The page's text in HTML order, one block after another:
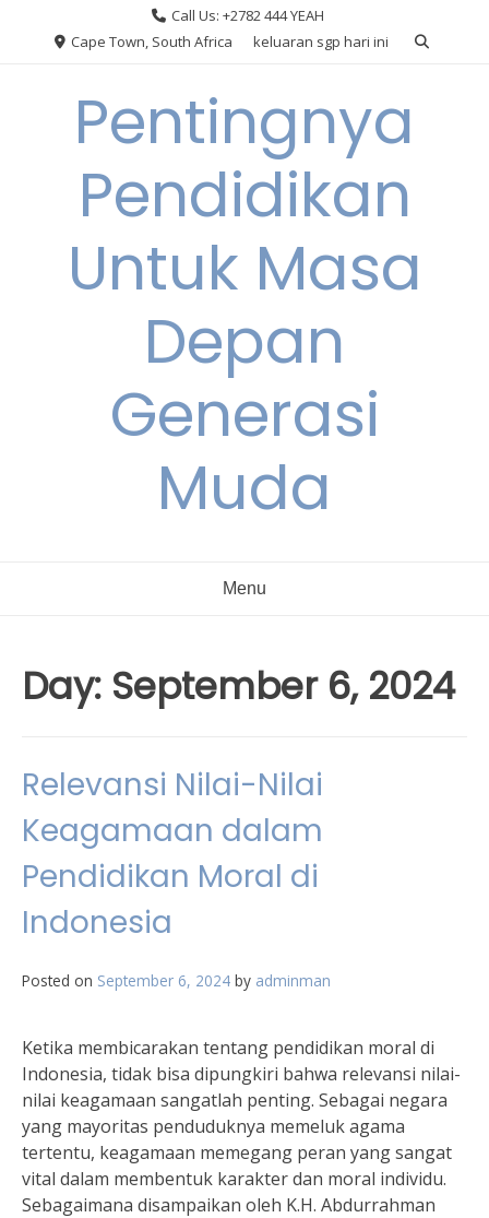
Call Us: +2782 444 YEAH
Cape Town, South Africa
keluaran sgp hari ini
Pentingnya
Pendidikan
Untuk Masa
Depan
Generasi
Muda
Menu
Day: September 6, 2024
Relevansi Nilai-Nilai
Keagamaan dalam
Pendidikan Moral di
Indonesia
Posted on September 6, 2024 by adminman
Ketika membicarakan tentang pendidikan moral di
Indonesia, tidak bisa dipungkiri bahwa relevansi nilai-
nilai keagamaan sangatlah penting. Sebagai negara
yang mayoritas penduduknya memeluk agama
tertentu, keagamaan memegang peran yang sangat
vital dalam membentuk karakter dan moral individu.
Sebagaimana disampaikan oleh K.H. Abdurrahman